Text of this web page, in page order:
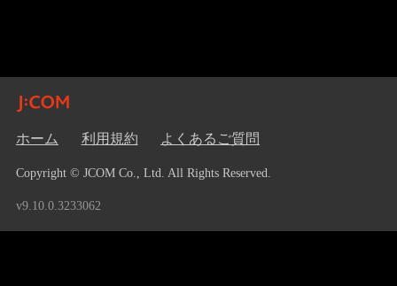
ホーム 利用規約 よくあるご質問
Copyright © JCOM Co., Ltd. All Rights Reserved.
v9.10.0.3233062